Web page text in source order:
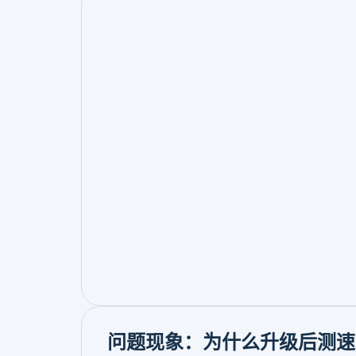
问题现象：为什么升级后测